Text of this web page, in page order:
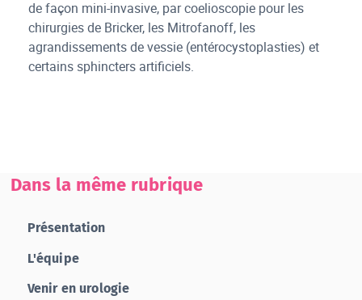
de façon mini-invasive, par coelioscopie pour les
chirurgies de Bricker, les Mitrofanoff, les
agrandissements de vessie (entérocystoplasties) et
certains sphincters artificiels.
Dans la même rubrique
Présentation
L'équipe
Venir en urologie